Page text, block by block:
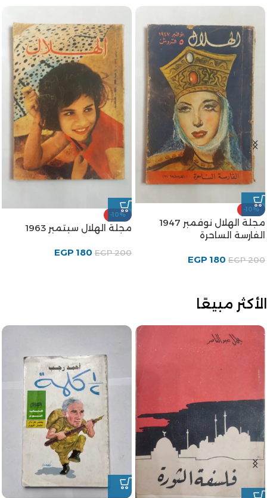
-10%
مجلة الهلال نوفمبر 1947
الفارسة الساحرة
EGP200
EGP 180
-10%
مجلة الهلال سبتمبر 1963
EGP200
EGP 180
الأكثر مبيعًا